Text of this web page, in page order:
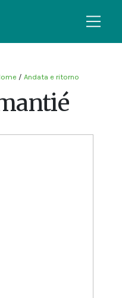
/ Andata e ritorno